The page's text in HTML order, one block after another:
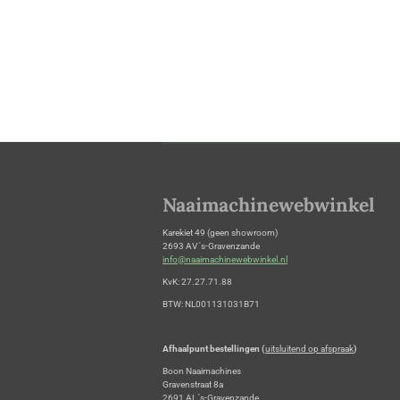
Naaimachinewebwinkel
Karekiet 49 (geen showroom)
2693 AV 's-Gravenzande
info@naaimachinewebwinkel.nl
KvK: 27.27.71.88
BTW: NL001131031B71
Afhaalpunt bestellingen (uitsluitend op afspraak)
Boon Naaimachines
Gravenstraat 8a